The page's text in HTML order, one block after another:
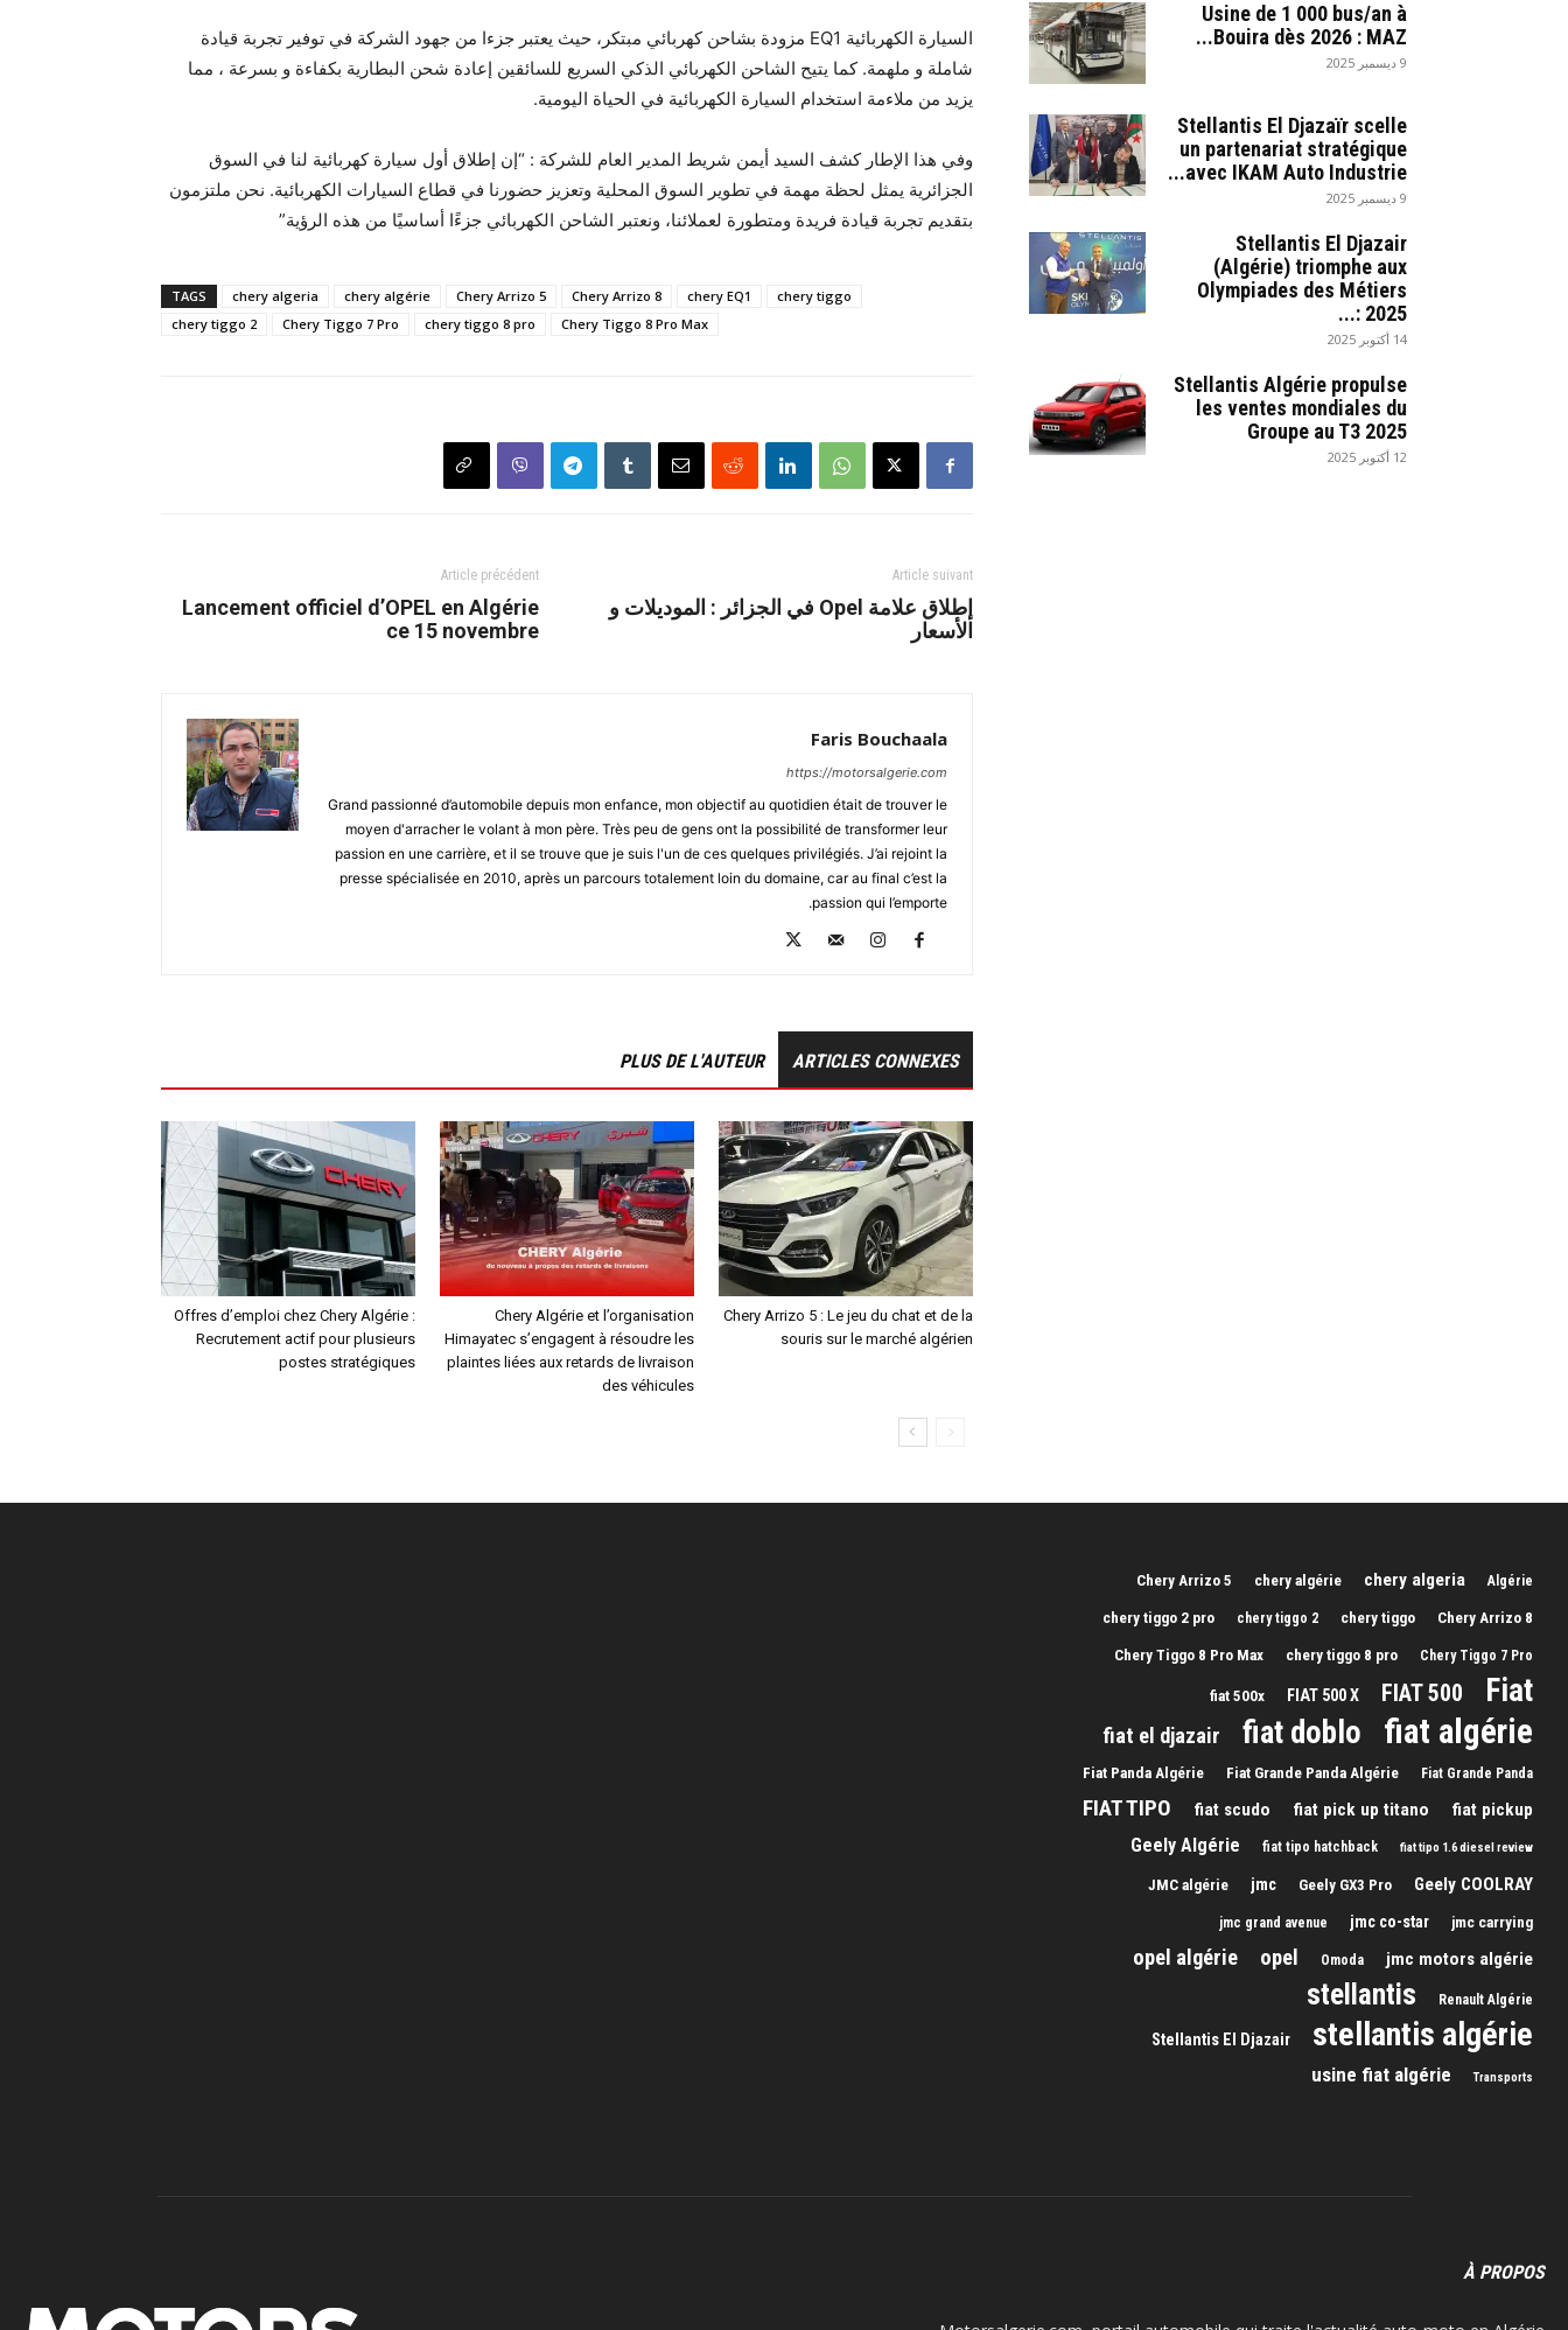
السيارة الكهربائية EQ1 مزودة بشاحن كهربائي مبتكر، حيث يعتبر جزءا من جهود الشركة في توفير تجربة قيادة
شاملة و ملهمة. كما يتيح الشاحن الكهربائي الذكي السريع للسائقين إعادة شحن البطارية بكفاءة و بسرعة ، مما
يزيد من ملاءمة استخدام السيارة الكهربائية في الحياة اليومية.
وفي هذا الإطار كشف السيد أيمن شريط المدير العام للشركة : “إن إطلاق أول سيارة كهربائية لنا في السوق
الجزائرية يمثل لحظة مهمة في تطوير السوق المحلية وتعزيز حضورنا في قطاع السيارات الكهربائية. نحن ملتزمون
بتقديم تجربة قيادة فريدة ومتطورة لعملائنا، ونعتبر الشاحن الكهربائي جزءًا أساسيًا من هذه الرؤية”
TAGS chery algeria chery algérie Chery Arrizo 5 Chery Arrizo 8 chery EQ1
chery tiggo
chery tiggo 2
Chery Tiggo 7 Pro chery tiggo 8 pro Chery Tiggo 8 Pro Max
Article précédent
Lancement officiel d’OPEL en Algérie
ce 15 novembre
Article suivant
إطلاق علامة Opel في الجزائر : الموديلات و
الأسعار
Faris Bouchaala
https://motorsalgerie.com
Grand passionné d’automobile depuis mon enfance, mon objectif au quotidien était de trouver le
moyen d'arracher le volant à mon père. Très peu de gens ont la possibilité de transformer leur
passion en une carrière, et il se trouve que je suis l'un de ces quelques privilégiés. J’ai rejoint la
presse spécialisée en 2010, après un parcours totalement loin du domaine, car au final c’est la
passion qui l’emporte.
ARTICLES CONNEXES
PLUS DE L'AUTEUR
Offres d’emploi chez Chery Algérie :
Recrutement actif pour plusieurs
postes stratégiques
Chery Algérie et l’organisation
Himayatec s’engagent à résoudre les
plaintes liées aux retards de livraison
des véhicules
Chery Arrizo 5 : Le jeu du chat et de la
souris sur le marché algérien
Usine de 1 000 bus/an à
Bouira dès 2026 : MAZ...
9 ديسمبر 2025
Stellantis El Djazaïr scelle
un partenariat stratégique
avec IKAM Auto Industrie...
9 ديسمبر 2025
Stellantis El Djazair
(Algérie) triomphe aux
Olympiades des Métiers
2025 :...
14 أكتوبر 2025
Stellantis Algérie propulse
les ventes mondiales du
Groupe au T3 2025
12 أكتوبر 2025
Algérie
chery algeria
chery algérie
Chery Arrizo 5
Chery Arrizo 8
chery tiggo
chery tiggo 2
chery tiggo 2 pro
Chery Tiggo 7 Pro
chery tiggo 8 pro
Chery Tiggo 8 Pro Max
Fiat
FIAT 500
FIAT 500 X
fiat 500x
fiat algérie
fiat doblo
fiat el djazair
Fiat Grande Panda
Fiat Grande Panda Algérie
Fiat Panda Algérie
fiat pickup
fiat pick up titano
fiat scudo
FIAT TIPO
fiat tipo 1.6 diesel review
fiat tipo hatchback
Geely Algérie
Geely COOLRAY
Geely GX3 Pro
jmc
JMC algérie
jmc carrying
jmc co-star
jmc grand avenue
jmc motors algérie
Omoda
opel
opel algérie
Renault Algérie
stellantis
stellantis algérie
Stellantis El Djazair
Transports
usine fiat algérie
À PROPOS